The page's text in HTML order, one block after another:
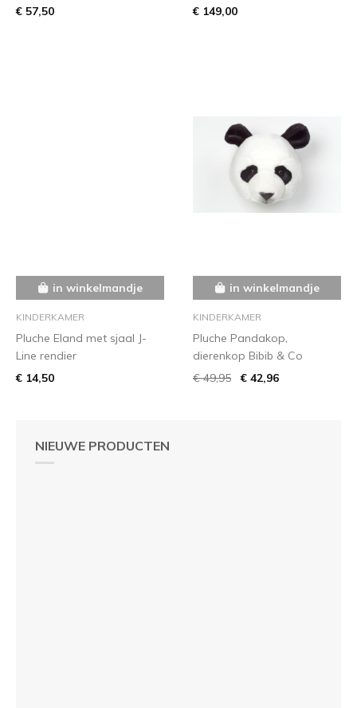
NIEUWE PRODUCTEN
€ 57,50 € 149,00
in winkelmandje
KINDERKAMER
Pluche Eland met sjaal J-
Line rendier
€ 14,50
in winkelmandje
KINDERKAMER
Pluche Pandakop,
dierenkop Bibib & Co
€ 49,95
€ 42,96